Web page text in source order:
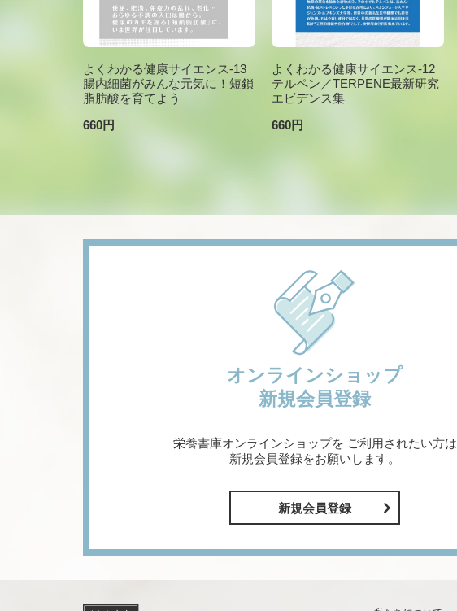
よくわかる健康サイエンス-13
腸内細菌がみんな元気に！短鎖
脂肪酸を育てよう
660円
よくわかる健康サイエンス-12
テルペン／TERPENE最新研究
エビデンス集
660円
オンラインショップ
新規会員登録
栄養書庫オンラインショップを ご利用されたい方は
新規会員登録をお願いします。
新規会員登録